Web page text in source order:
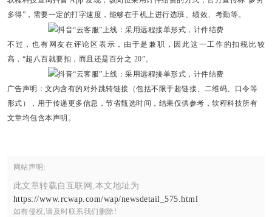
多得” ，需要一定的打字速度，能够在手机上进行选班、绩效、考勤等。
不过，也有网友在评论区表示，由于是兼职，因此这一工作的扣税比较
高，“超八百就要扣，而且还是百分之 20”。
广告声明：文内含有的对外跳转链接（包括不限于超链接、二维码、口令等
形式），用于传递更多信息，节省甄选时间，结果仅供参考，软程科技所有
文章均包含本声明。
网站声明:
此文章转载自互联网,本文地址为
https://www.rcwap.com/wap/newsdetail_575.html
如有侵权,请及时联系我们删除!